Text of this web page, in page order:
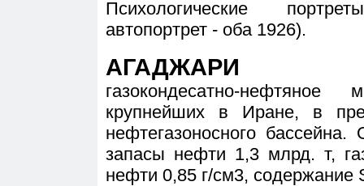
Психологические
автопортрет - оба 1926).
АГАДЖАРИ
газокондесатно-
крупнейших в Иране, в
нефтегазоносного
запасы нефти 1,3 млрд. т,
нефти 0,85 г/см3, содержание